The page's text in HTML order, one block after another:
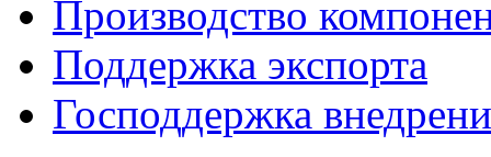
Производство
Поддержка экспорта
Господдержка